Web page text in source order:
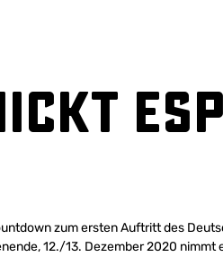
zum ersten Auftritt des
12./13. Dezember 2020 nimmt